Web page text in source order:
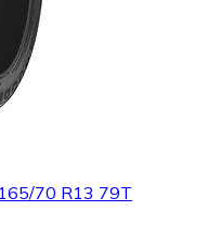
70 R13 79T